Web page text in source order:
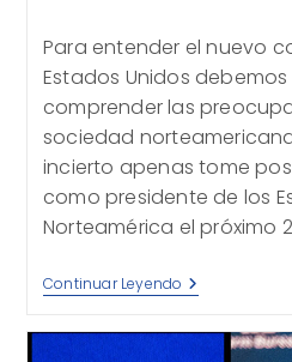
entrada:
Para entender el nuevo
Estados Unidos
comprender las
sociedad
incierto apenas tome
como presidente de los
Norteamérica el próximo
Continuar Leyendo La
Estados